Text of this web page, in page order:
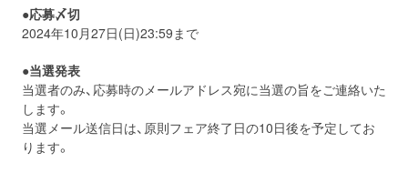
●応募〆切
2024年10月27日(日)23:59まで
●当選発表
当選者のみ、応募時のメールアドレス宛に当選の旨をご連絡いた
します。
当選メール送信日は、原則フェア終了日の10日後を予定してお
ります。